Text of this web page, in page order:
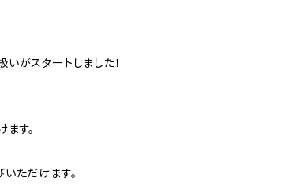
がスタートしました！
す。
ただけます。